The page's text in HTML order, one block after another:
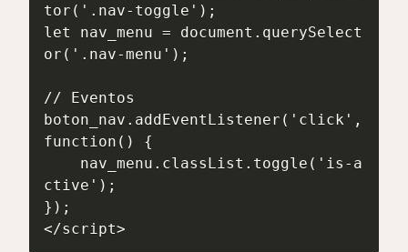
tor('.nav-toggle');
let nav_menu = document.querySelect
or('.nav-menu');
// Eventos
boton_nav.addEventListener('click',
function() {
ctive');
});
</script>